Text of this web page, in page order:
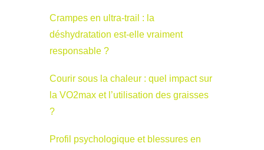
Crampes en ultra-trail : la
déshydratation est-elle vraiment
responsable ?
Courir sous la chaleur : quel impact sur
la VO2max et l’utilisation des graisses
?
Profil psychologique et blessures en